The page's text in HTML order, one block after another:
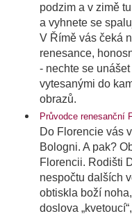
podzim a v zimě
a vyhnete se
V Římě vás čeká
renesance,
- nechte se
vytesanými do
obrazů.
Průvodce renesanční
Do Florencie vás
Bologni. A pak?
Florencii. Rodišti
nespočtu dalších
obtiskla boží
doslova